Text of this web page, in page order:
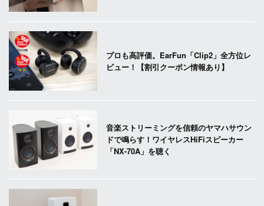
プロも高評価。EarFun「Clip2」全方位レ
ビュー！【割引クーポン情報あり】
音楽ストリーミングを信頼のヤマハサウン
ドで鳴らす！ワイヤレスHiFiスピーカー
「NX-70A」を聴く